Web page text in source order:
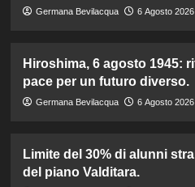
Germana Bevilacqua 6 Agosto
Hiroshima, 6 agosto 1945:
pace per un futuro diverso.
Germana Bevilacqua 6 Agosto
Limite del 30% di alunni
del piano Valditara.